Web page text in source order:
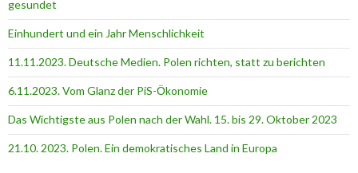
gesundet
Einhundert und ein Jahr Menschlichkeit
11.11.2023. Deutsche Medien. Polen richten, statt zu berichten
6.11.2023. Vom Glanz der PiS-Ӧkonomie
Das Wichtigste aus Polen nach der Wahl. 15. bis 29. Oktober 2023
21.10. 2023. Polen. Ein demokratisches Land in Europa